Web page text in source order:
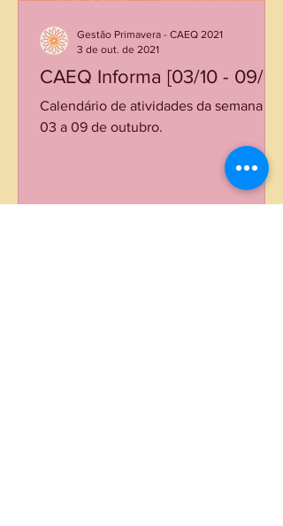
CAEQ Informa [03/10 - 09/10]
Calendário de atividades da semana de
03 a 09 de outubro.
Gestão Primavera - CAEQ 2021
3 de out. de 2021